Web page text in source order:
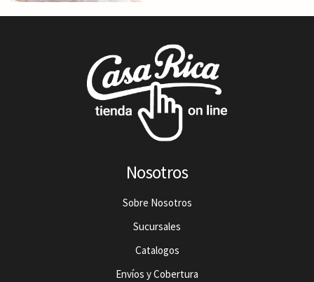
Nosotros
Sobre Nosotros
Sucursales
Catalogos
Envíos y Cobertura